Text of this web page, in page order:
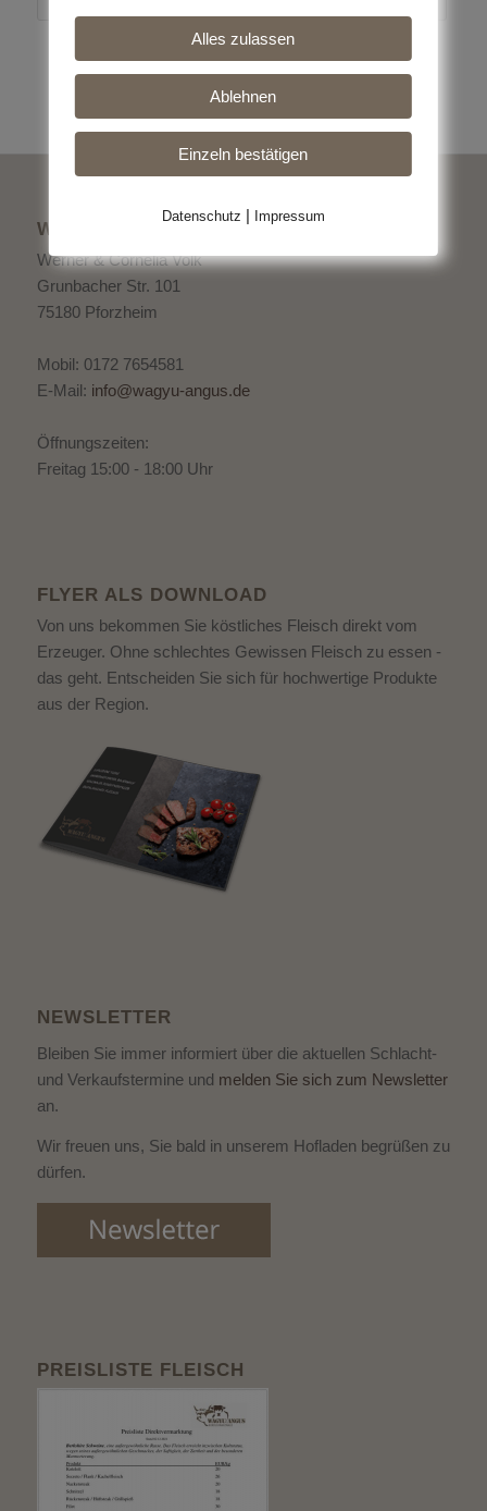
WAGYU ANGUS
Werner & Cornelia Volk
Grunbacher Str. 101
75180 Pforzheim
Mobil: 0172 7654581
E-Mail: info@wagyu-angus.de
Öffnungszeiten:
Freitag 15:00 - 18:00 Uhr
FLYER ALS DOWNLOAD
Von uns bekommen Sie köstliches Fleisch direkt vom
Erzeuger. Ohne schlechtes Gewissen Fleisch zu essen -
das geht. Entscheiden Sie sich für hochwertige Produkte
aus der Region.
NEWSLETTER
Bleiben Sie immer informiert über die aktuellen Schlacht-
und Verkaufstermine und melden Sie sich zum Newsletter
an.
Wir freuen uns, Sie bald in unserem Hofladen begrüßen zu
dürfen.
PREISLISTE FLEISCH
Alles zulassen
Ablehnen
Einzeln bestätigen
Datenschutz | Impressum